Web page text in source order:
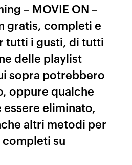
– MOVIE ON –
gratis, completi e
tutti i gusti, di tutti
delle playlist
sopra potrebbero
oppure qualche
eliminato,
altri metodi per
su